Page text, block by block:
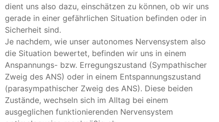
dient uns also dazu, einschätzen zu können, ob wir uns
gerade in einer gefährlichen Situation befinden oder in
Sicherheit sind.
Je nachdem, wie unser autonomes Nervensystem also
die Situation bewertet, befinden wir uns in einem
Anspannungs- bzw. Erregungszustand (Sympathischer
Zweig des ANS) oder in einem Entspannungszustand
(parasympathischer Zweig des ANS). Diese beiden
Zustände, wechseln sich im Alltag bei einem
ausgeglichen funktionierenden Nervensystem